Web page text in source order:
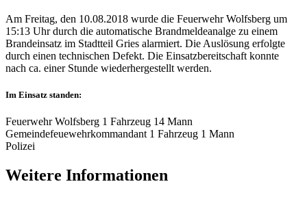
Am Freitag, den 10.08.2018 wurde die Feuerwehr Wolfsberg um
15:13 Uhr durch die automatische Brandmeldeanalge zu einem
Brandeinsatz im Stadtteil Gries alarmiert. Die Auslösung erfolgte
durch einen technischen Defekt. Die Einsatzbereitschaft konnte
nach ca. einer Stunde wiederhergestellt werden.
Im Einsatz standen:
Feuerwehr Wolfsberg 1 Fahrzeug 14 Mann
Gemeindefeuewehrkommandant 1 Fahrzeug 1 Mann
Polizei
Weitere Informationen